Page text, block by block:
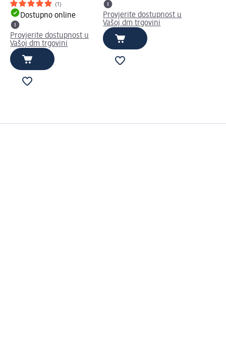
(1)
Dostupno online
Provjerite dostupnost u
Vašoj dm trgovini
Provjerite dostupnost u
Vašoj dm trgovini